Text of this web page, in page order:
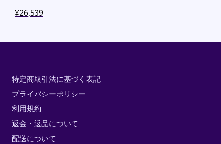
¥26,539
特定商取引法に基づく表記
プライバシーポリシー
利用規約
返金・返品について
配送について